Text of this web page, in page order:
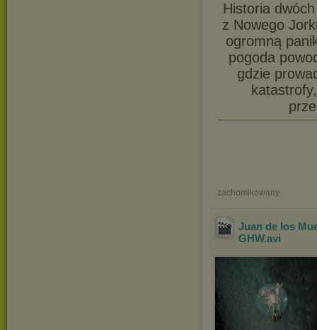
Historia
z Nowego
ogromną
pogoda
gdzie
zachomikowany
Juan de los
GHW.avi